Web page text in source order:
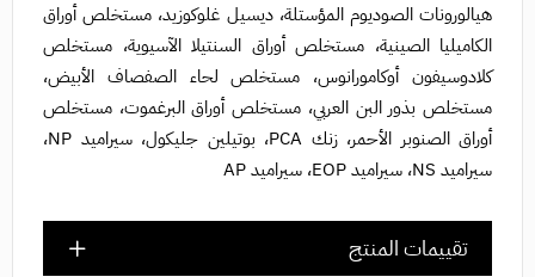
هيالورونات الصوديوم المؤستلة، ديسيل غلوكوزيد، مستخلص أوراق
الكاميليا الصينية، مستخلص أوراق السنتيلا الآسيوية، مستخلص
كلادوسيفون أوكامورانوس، مستخلص لحاء الصفصاف الأبيض،
مستخلص بذور البن العربي، مستخلص أوراق البرغموت، مستخلص
أوراق الصنوبر الأحمر، زنك PCA، بوتيلين جليكول، سيراميد NP،
سيراميد NS، سيراميد EOP، سيراميد AP
تقييمات المنتج